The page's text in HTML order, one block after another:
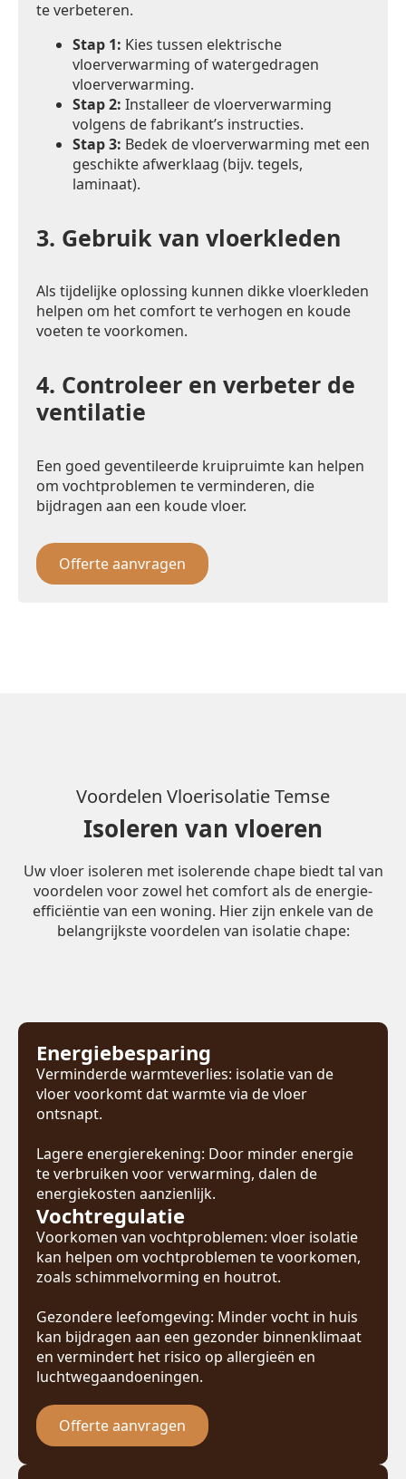
te verbeteren.
Stap 1: Kies tussen elektrische
vloerverwarming of watergedragen
vloerverwarming.
Stap 2: Installeer de vloerverwarming
volgens de fabrikant’s instructies.
Stap 3: Bedek de vloerverwarming met een
geschikte afwerklaag (bijv. tegels,
laminaat).
3. Gebruik van vloerkleden
Als tijdelijke oplossing kunnen dikke vloerkleden
helpen om het comfort te verhogen en koude
voeten te voorkomen.
4. Controleer en verbeter de
ventilatie
Een goed geventileerde kruipruimte kan helpen
om vochtproblemen te verminderen, die
bijdragen aan een koude vloer.
Offerte aanvragen
Voordelen Vloerisolatie Temse
Isoleren van vloeren
Uw vloer isoleren met isolerende chape biedt tal van
voordelen voor zowel het comfort als de energie-
efficiëntie van een woning. Hier zijn enkele van de
belangrijkste voordelen van isolatie chape:
Energiebesparing
Verminderde warmteverlies: isolatie van de
vloer voorkomt dat warmte via de vloer
ontsnapt.
Lagere energierekening: Door minder energie
te verbruiken voor verwarming, dalen de
energiekosten aanzienlijk.
Vochtregulatie
Voorkomen van vochtproblemen: vloer isolatie
kan helpen om vochtproblemen te voorkomen,
zoals schimmelvorming en houtrot.
Gezondere leefomgeving: Minder vocht in huis
kan bijdragen aan een gezonder binnenklimaat
en vermindert het risico op allergieën en
luchtwegaandoeningen.
Offerte aanvragen